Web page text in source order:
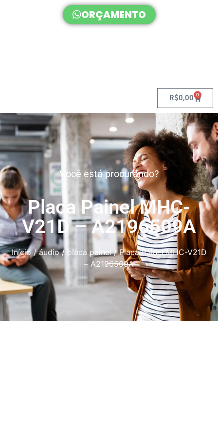
ORÇAMENTO
R$0,00 0
Você está procurando?
Placa Painel MHC-
V21D – A2196509A
Início/áudio/ placa painel/ Placa Painel MHC-V21D
– A2196509A